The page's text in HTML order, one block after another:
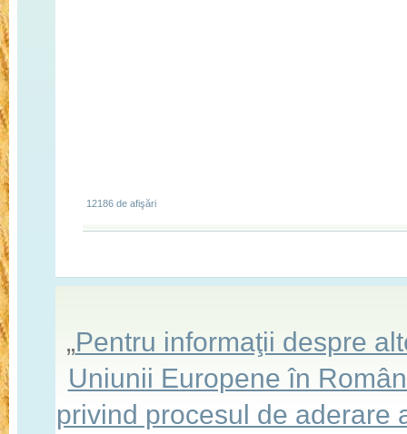
12186 de afişări
„Pentru informaţii despre
Uniunii Europene în
privind procesul de aderare